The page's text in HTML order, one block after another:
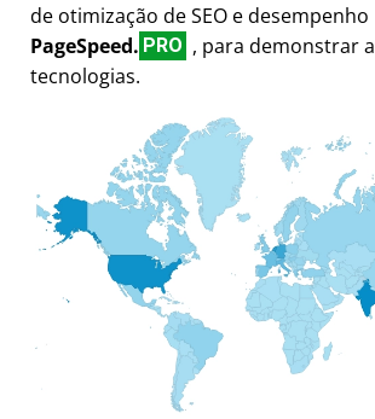
de otimização de SEO e desempenho
PageSpeed. PRO , para demonstrar
tecnologias.